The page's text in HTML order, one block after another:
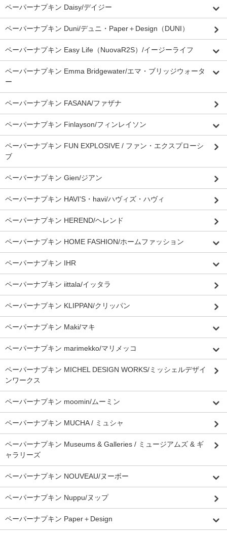
ペーパーナプキン Daisy/デイジー
ペーパーナプキン Duni/デュニ・Paper＋Design（DUNI）
ペーパーナプキン Easy Life（NuovaR2S）/イージーライフ
ペーパーナプキン Emma Bridgewater/エマ・ブリッジウォータ
ー
ペーパーナプキン FASANA/ファザナ
ペーパーナプキン Finlayson/フィンレイソン
ペーパーナプキン FUN EXPLOSIVE / ファン・エクスプローシ
ブ
ペーパーナプキン Gien/ジアン
ペーパーナプキン HAVI'S・havi/ハヴィズ・ハヴィ
ペーパーナプキン HEREND/ヘレンド
ペーパーナプキン HOME FASHION/ホームファッション
ペーパーナプキン IHR
ペーパーナプキン iittala/イッタラ
ペーパーナプキン KLIPPAN/クリッパン
ペーパーナプキン Maki/マキ
ペーパーナプキン marimekko/マリメッコ
ペーパーナプキン MICHEL DESIGN WORKS/ミッシェルデザイ
ンワークス
ペーパーナプキン moomin/ムーミン
ペーパーナプキン MUCHA / ミュシャ
ペーパーナプキン Museums & Galleries / ミュージアムズ & ギ
ャラリーズ
ペーパーナプキン NOUVEAU/ヌーボー
ペーパーナプキン Nuppu/ヌップ
ペーパーナプキン Paper＋Design